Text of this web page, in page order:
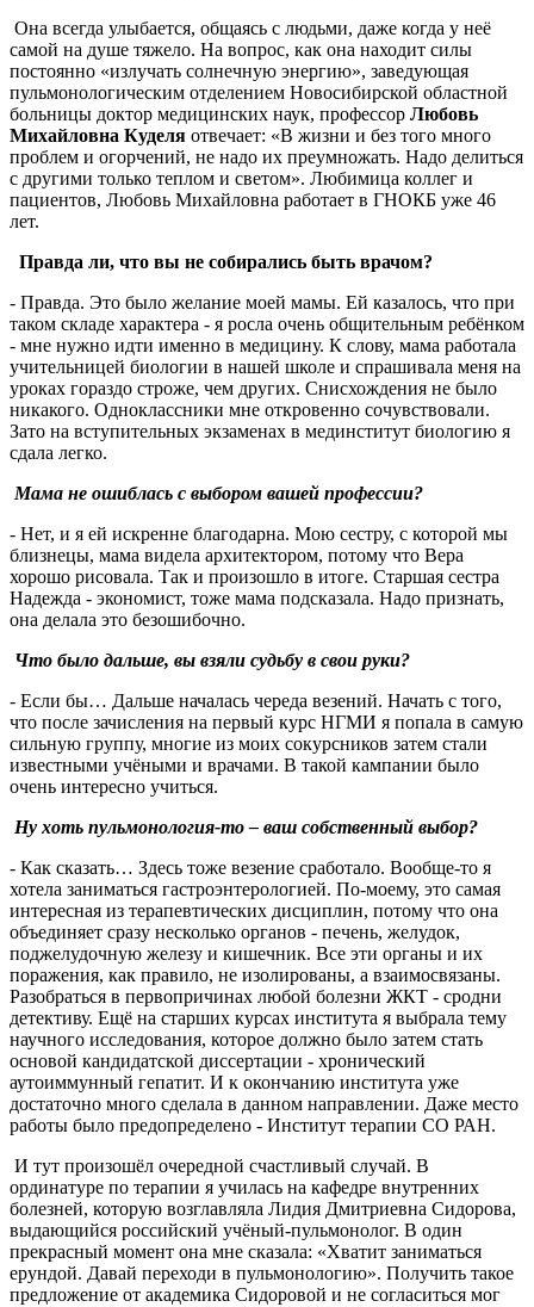
Она всегда улыбается, общаясь с людьми, даже когда у неё
самой на душе тяжело. На вопрос, как она находит силы
постоянно «излучать солнечную энергию», заведующая
пульмонологическим отделением Новосибирской областной
больницы доктор медицинских наук, профессор Любовь
Михайловна Куделя отвечает: «В жизни и без того много
проблем и огорчений, не надо их преумножать. Надо делиться
с другими только теплом и светом». Любимица коллег и
пациентов, Любовь Михайловна работает в ГНОКБ уже 46
лет.
Правда ли, что вы не собирались быть врачом?
- Правда. Это было желание моей мамы. Ей казалось, что при
таком складе характера - я росла очень общительным ребёнком
- мне нужно идти именно в медицину. К слову, мама работала
учительницей биологии в нашей школе и спрашивала меня на
уроках гораздо строже, чем других. Снисхождения не было
никакого. Одноклассники мне откровенно сочувствовали.
Зато на вступительных экзаменах в мединститут биологию я
сдала легко.
Мама не ошиблась с выбором вашей профессии?
- Нет, и я ей искренне благодарна. Мою сестру, с которой мы
близнецы, мама видела архитектором, потому что Вера
хорошо рисовала. Так и произошло в итоге. Старшая сестра
Надежда - экономист, тоже мама подсказала. Надо признать,
она делала это безошибочно.
Что было дальше, вы взяли судьбу в свои руки?
- Если бы… Дальше началась череда везений. Начать с того,
что после зачисления на первый курс НГМИ я попала в самую
сильную группу, многие из моих сокурсников затем стали
известными учёными и врачами. В такой кампании было
очень интересно учиться.
Ну хоть пульмонология-то – ваш собственный выбор?
- Как сказать… Здесь тоже везение сработало. Вообще-то я
хотела заниматься гастроэнтерологией. По-моему, это самая
интересная из терапевтических дисциплин, потому что она
объединяет сразу несколько органов - печень, желудок,
поджелудочную железу и кишечник. Все эти органы и их
поражения, как правило, не изолированы, а взаимосвязаны.
Разобраться в первопричинах любой болезни ЖКТ - сродни
детективу. Ещё на старших курсах института я выбрала тему
научного исследования, которое должно было затем стать
основой кандидатской диссертации - хронический
аутоиммунный гепатит. И к окончанию института уже
достаточно много сделала в данном направлении. Даже место
работы было предопределено - Институт терапии СО РАН.
И тут произошёл очередной счастливый случай. В
ординатуре по терапии я училась на кафедре внутренних
болезней, которую возглавляла Лидия Дмитриевна Сидорова,
выдающийся российский учёный-пульмонолог. В один
прекрасный момент она мне сказала: «Хватит заниматься
ерундой. Давай переходи в пульмонологию». Получить такое
предложение от академика Сидоровой и не согласиться мог